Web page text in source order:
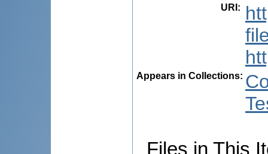
URI :
Appears in Collections:
Files in This